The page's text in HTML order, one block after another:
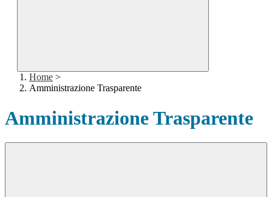
Home >
Amministrazione Trasparente
Amministrazione Trasparente